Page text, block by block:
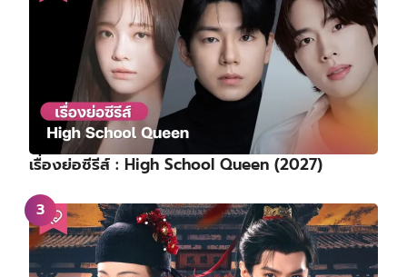
เรื่องย่อซีรีส์ : High School Queen (2027)